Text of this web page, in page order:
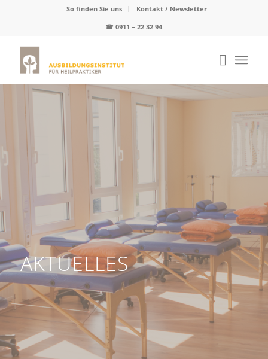
So finden Sie uns
Kontakt / Newsletter
☎0911 – 22 32 94
AKTUELLES